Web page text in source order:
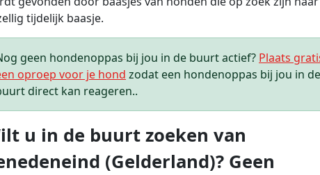
tijdelijk baasje.
geen hondenoppas bij jou in de buurt actief? Plaats
oproep voor je hond zodat een hondenoppas bij jou in de
direct kan reageren..
u in de buurt zoeken van
(Gelderland)? Geen